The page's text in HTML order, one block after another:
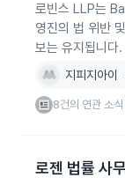
로빈스 LLP는
영진의 법 위반
보는 유지됩니다.
지피지아이
8건의 연관 소식
로젠 법률 사